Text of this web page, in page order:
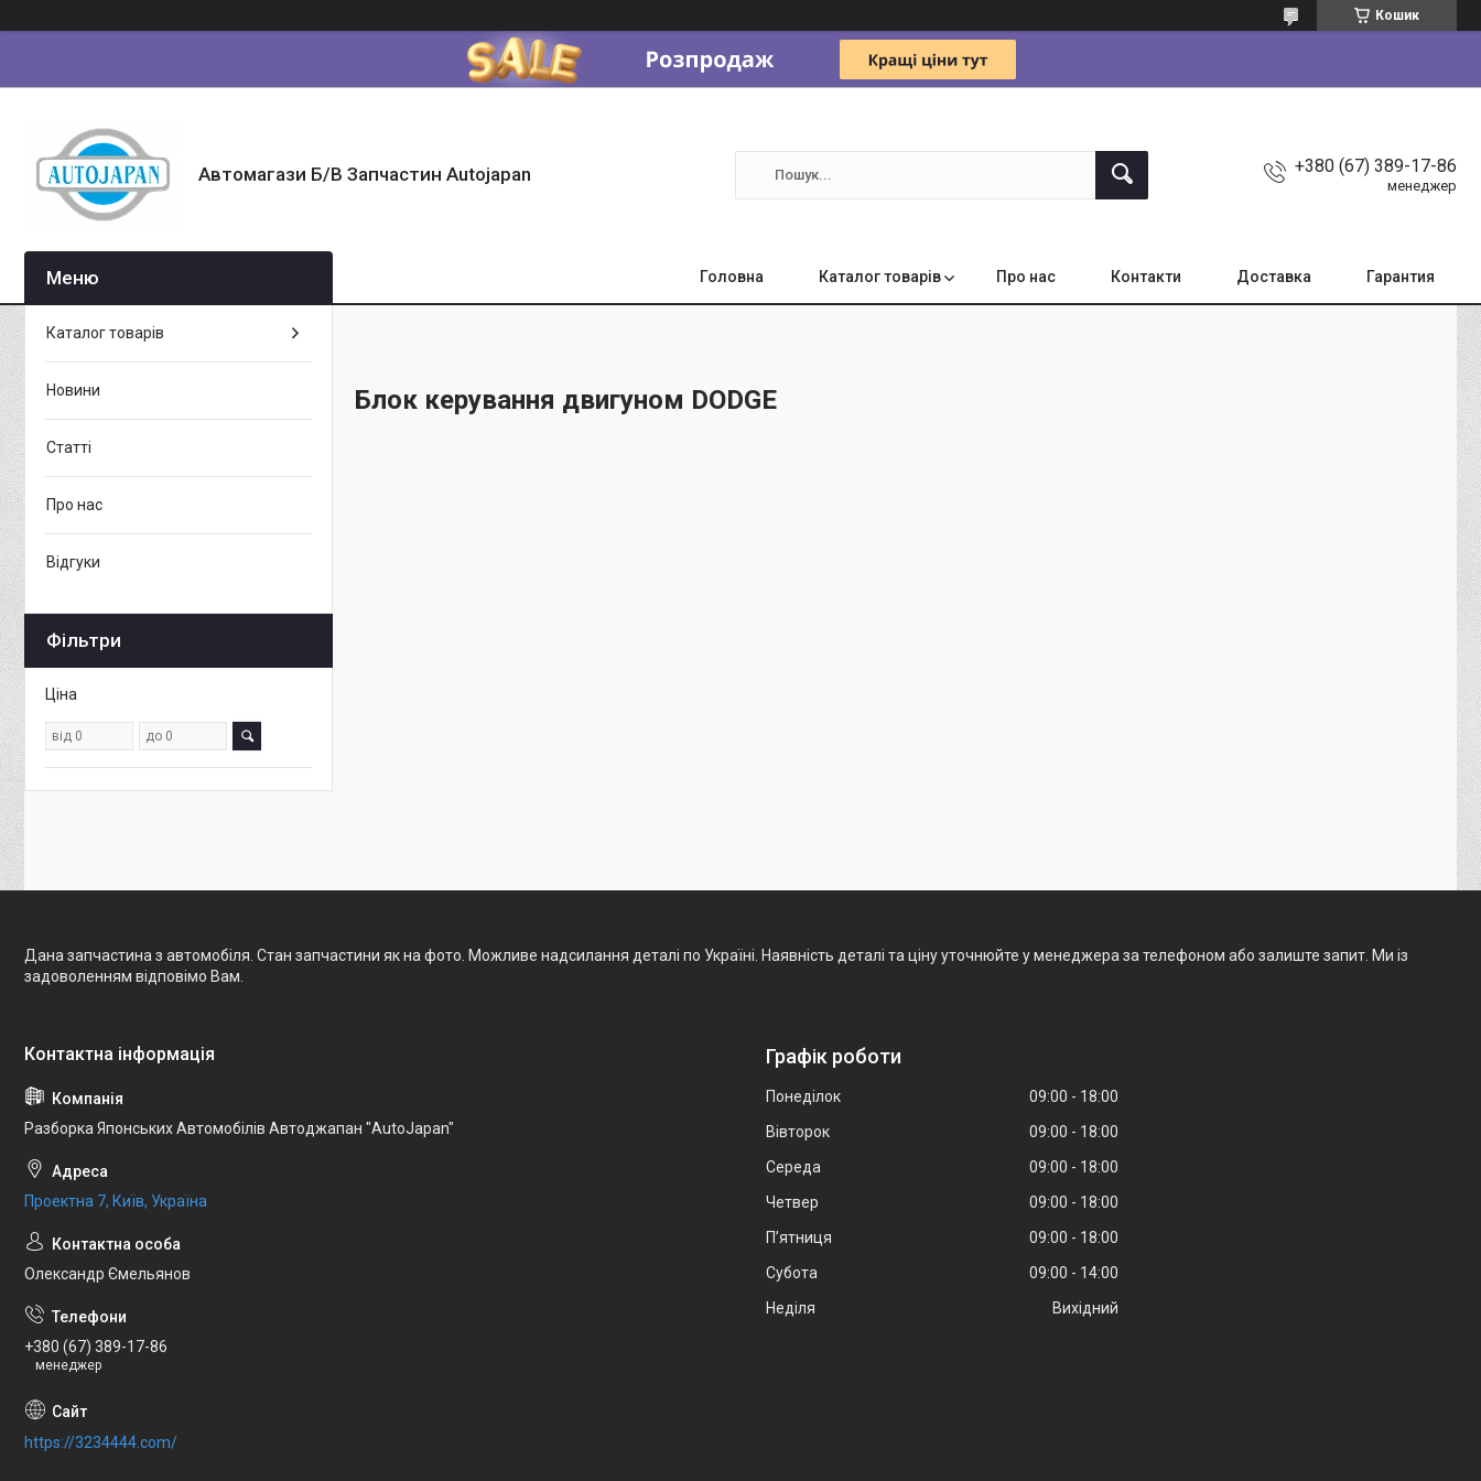
Кошик
Автомагази Б/В Запчастин Autojapan +380 (67) 389-17-86
менеджер
Головна Каталог товарів Про нас Контакти Доставка Гарантия
Блок керування двигуном DODGE
Каталог товарів
Новини
Статті
Про нас
Відгуки
Фільтри
Ціна
Дана запчастина з автомобіля. Стан запчастини як на фото. Можливе надсилання деталі по Україні. Наявність деталі та ціну уточнюйте у менеджера за телефоном або залиште запит. Ми із
задоволенням відповімо Вам.
Разборка Японських Автомобілів Автоджапан "AutoJapan"
Проектна 7, Київ, Україна
Олександр Ємельянов
+380 (67) 389-17-86
менеджер
https://3234444.com/
Графік роботи
Понеділок 09:00
18:00
Вівторок
09:00
18:00
Середа
09:00
18:00
Четвер
09:00
18:00
Пʼятниця
09:00
18:00
Субота
09:00
14:00
Неділя
Вихідний